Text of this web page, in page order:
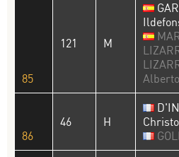
85
121 M
Alberto
86
46 H